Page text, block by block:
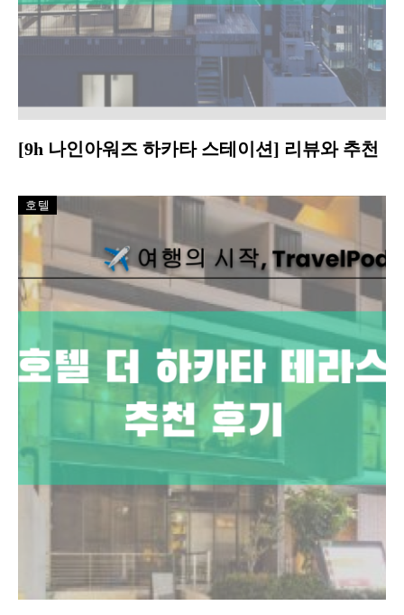
[9h 나인아워즈 하카타 스테이션] 리뷰와 추천
호텔